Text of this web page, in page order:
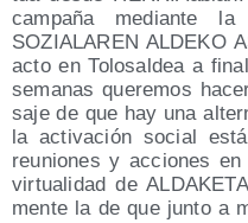
cam­pa­ña median­te la
SOZIALAREN ALDEKO
acto en Tolo­sal­dea a
sema­nas que­re­mos
sa­je de que hay una
la acti­va­ción social
reunio­nes y accio­nes
vir­tua­li­dad de
men­te la de que jun­to a